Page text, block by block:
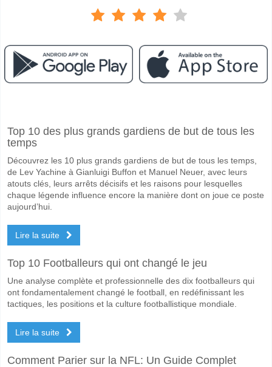
Le match entre Feirense v UD Oliveirense 09 May 2026 15:30.
Feirense pour le Gagnant du match, avec une probabilité de 52%
Les deux équipes marqueront-elles dans le match
Oui pour Les Deux Équipes Marquent, avec un pourcentage de 53%.
Quel sera le résultat correct attendu entre Feirense v
Top 10 des plus grands gardiens de but de tous les
temps
Découvrez les 10 plus grands gardiens de but de tous les temps,
de Lev Yachine à Gianluigi Buffon et Manuel Neuer, avec leurs
atouts clés, leurs arrêts décisifs et les raisons pour lesquelles
chaque légende influence encore la manière dont on joue ce poste
aujourd’hui.
Lire la suite
Top 10 Footballeurs qui ont changé le jeu
Une analyse complète et professionnelle des dix footballeurs qui
ont fondamentalement changé le football, en redéfinissant les
tactiques, les positions et la culture footballistique mondiale.
Lire la suite
Comment Parier sur la NFL: Un Guide Complet